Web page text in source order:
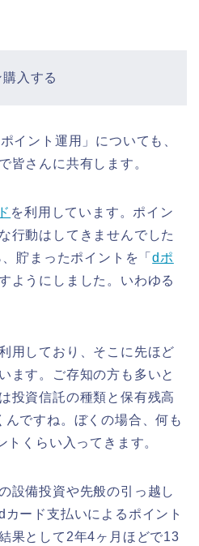
入する
イント運用」についても、
皆さんに共有します。
を利用しています。ポイン
行動はしてきませんでした
貯まったポイントを「dポ
ようにしました。いわゆる
用しており、そこに先ほど
ます。ご存知の方も多いと
投資信託の種類と保有残高
ですね。ぼくの場合、何も
くらい入ってきます。
設備投資や先般の引っ越し
ード支払いによるポイント
果として2年4ヶ月ほどで13